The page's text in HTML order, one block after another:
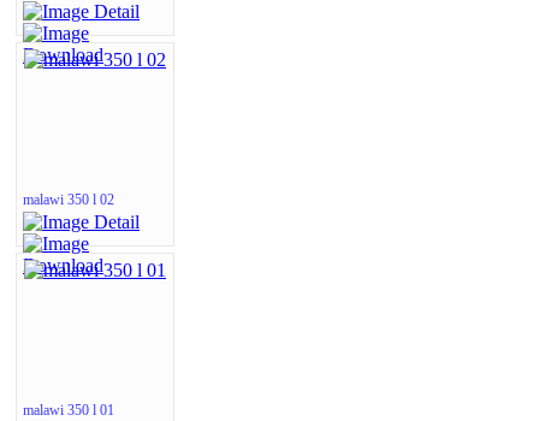
malawi 350 l 02
malawi 350 l 01